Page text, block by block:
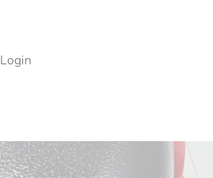
Login